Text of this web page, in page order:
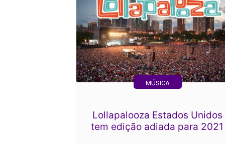
MÚSICA
Lollapalooza Estados Unidos
tem edição adiada para 2021